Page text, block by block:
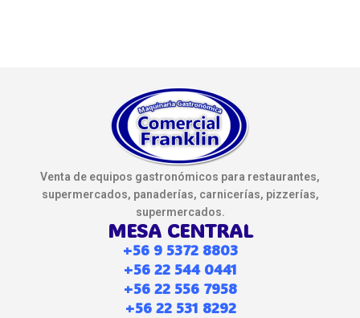
Venta de equipos gastronómicos para restaurantes,
supermercados, panaderías, carnicerías, pizzerías,
supermercados.
MESA CENTRAL
+56 9 5372 8803
+56 22 544 0441
+56 22 556 7958
+56 22 531 8292